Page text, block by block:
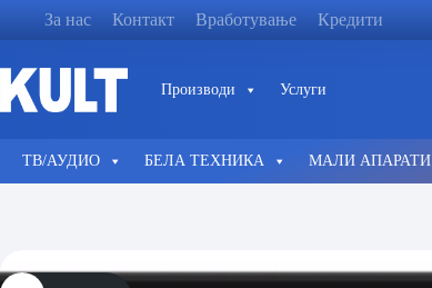
За нас Контакт Вработување Кредити
Производи Услуги
ТВ/АУДИО БЕЛА ТЕХНИКА МАЛИ АПАРАТИ